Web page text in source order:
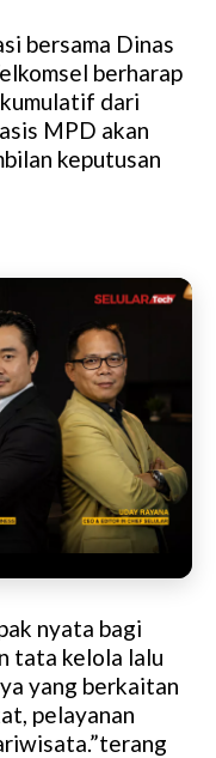
bersama Dinas
berharap
dari
MPD akan
keputusan
nyata bagi
tata kelola lalu
yang berkaitan
pelayanan